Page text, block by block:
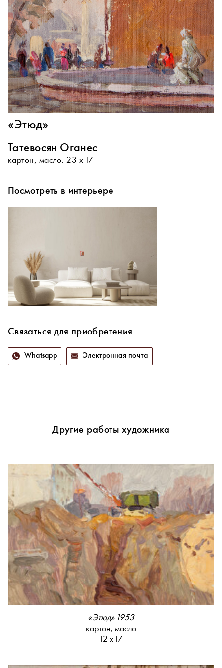
«Этюд»
Татевосян Оганес
картон, масло. 23 х 17
Посмотреть в интерьере
Связаться для приобретения
Whatsapp Электронная почта
Другие работы художника
«Этюд» 1953
картон, масло
12 х 17